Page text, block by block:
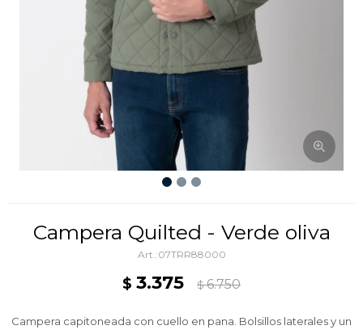
Campera Quilted - Verde oliva
07TRR88000
$ 3.375 $ 6.750
Campera capitoneada con cuello en pana. Bolsillos laterales y un